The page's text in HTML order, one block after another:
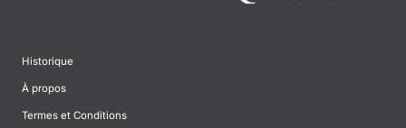
Historique
À propos
Termes et Conditions